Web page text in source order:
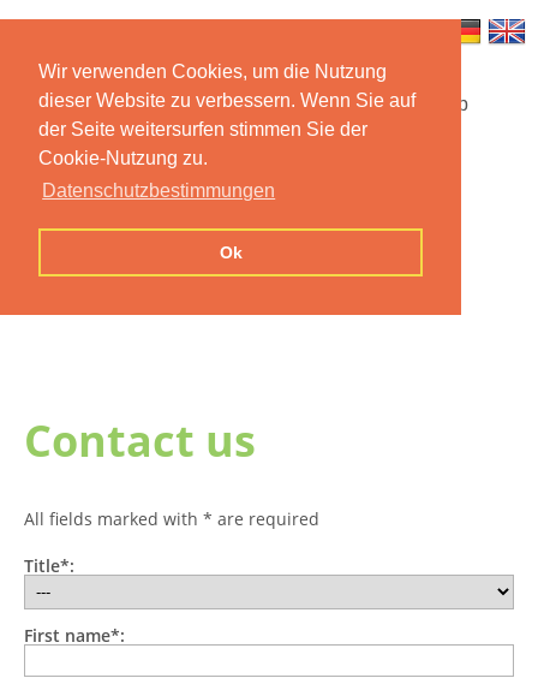
Wir verwenden Cookies, um die Nutzung
dieser Website zu verbessern. Wenn Sie auf
der Seite weitersurfen stimmen Sie der
Cookie-Nutzung zu.
Datenschutzbestimmungen
Ok
Startseite Funktionen Mobile App
Preise
Kontakt Impressum
Contact us
All fields marked with * are required
Title*:
First name*: